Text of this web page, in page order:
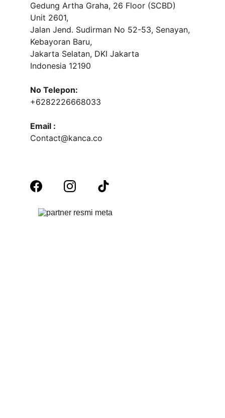
Gedung Artha Graha, 26 Floor (SCBD)
Unit 2601,
Jalan Jend. Sudirman No 52-53, Senayan,
Kebayoran Baru,
Jakarta Selatan, DKI Jakarta
Indonesia 12190
No Telepon:
+6282226668033
Email :
Contact@kanca.co